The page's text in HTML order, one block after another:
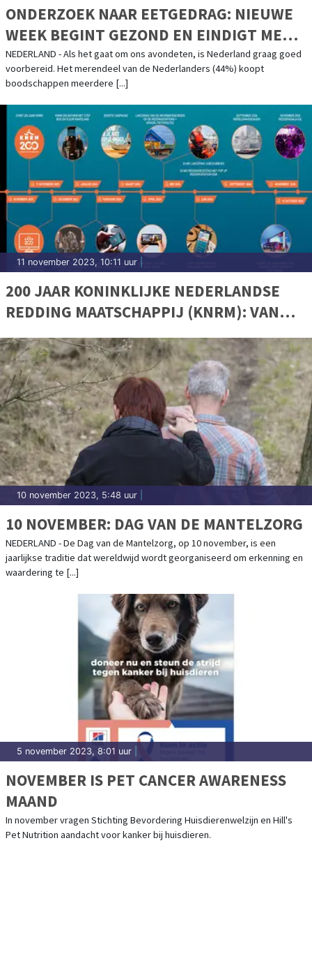
ONDERZOEK NAAR EETGEDRAG: NIEUWE
WEEK BEGINT GEZOND EN EINDIGT MET
PIZZA OF FRITUUR
NEDERLAND - Als het gaat om ons avondeten, is Nederland graag goed
voorbereid. Het merendeel van de Nederlanders (44%) koopt
boodschappen meerdere [...]
11 november 2023, 10:11 uur
200 JAAR KONINKLIJKE NEDERLANDSE
REDDING MAATSCHAPPIJ (KNRM): VAN
HYPERMODERNE SCHEPEN
10 november 2023, 5:48 uur
10 NOVEMBER: DAG VAN DE MANTELZORG
NEDERLAND - De Dag van de Mantelzorg, op 10 november, is een
jaarlijkse traditie dat wereldwijd wordt georganiseerd om erkenning en
waardering te [...]
5 november 2023, 8:01 uur
NOVEMBER IS PET CANCER AWARENESS
MAAND
In november vragen Stichting Bevordering Huisdierenwelzijn en Hill's
Pet Nutrition aandacht voor kanker bij huisdieren.